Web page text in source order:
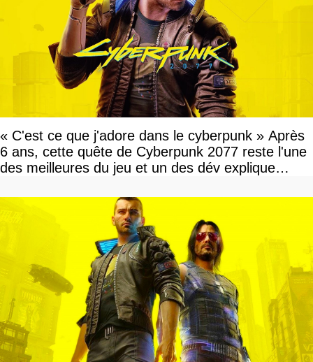
« C'est ce que j'adore dans le cyberpunk » Après
6 ans, cette quête de Cyberpunk 2077 reste l'une
des meilleures du jeu et un des dév explique